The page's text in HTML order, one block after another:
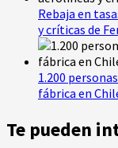
Rebaja en
y críticas de
1.200
fábrica en
Te pueden